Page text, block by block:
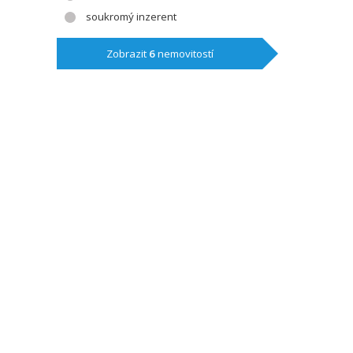
soukromý inzerent
Zobrazit 6nemovitostí